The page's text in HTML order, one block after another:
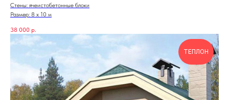
Стены: ячеистобетонные блоки
Размер: 8 х 10 м
38 000 р.
ТЕПЛОН